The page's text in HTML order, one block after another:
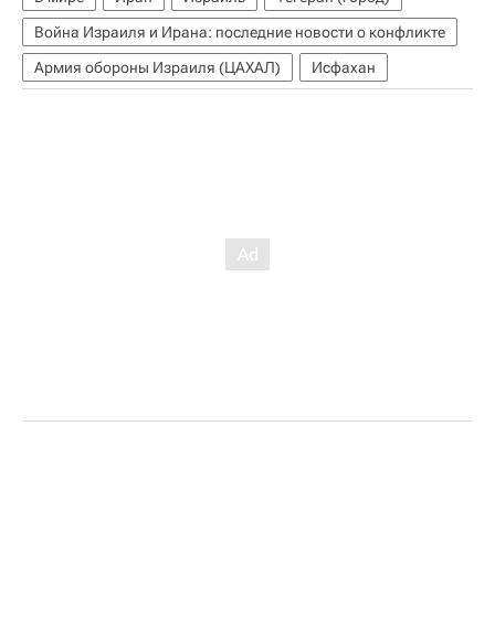
Война Израиля и Ирана: последние новости о конфликте
Армия обороны Израиля (ЦАХАЛ)
Исфахан